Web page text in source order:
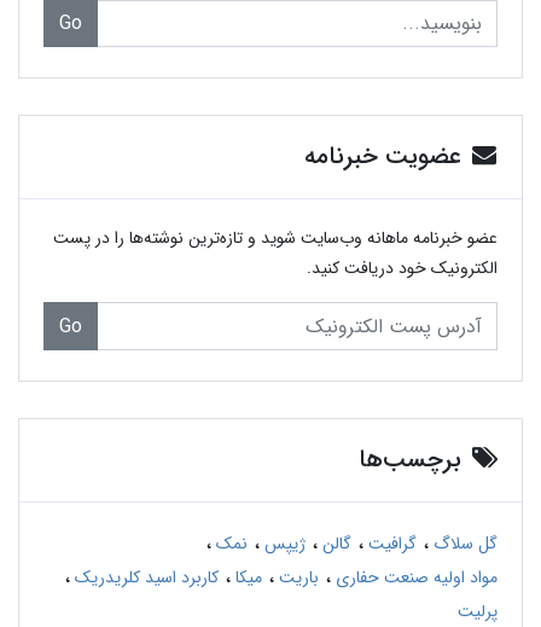
Go
عضویت خبرنامه
عضو خبرنامه ماهانه وب‌سایت شوید و تازه‌ترین نوشته‌ها را در پست
الکترونیک خود دریافت کنید.
Go
برچسب‌ها
گل سلاگ گرافیت گالن ژیپس
نمک
مواد اولیه صنعت حفاری
باریت میکا
کاربرد اسید کلریدریک
پرلیت